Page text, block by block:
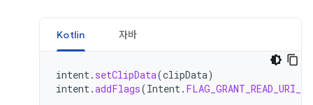
Kotlin 자바
intent. setClipData(clipData)
intent.addFlags(Intent.